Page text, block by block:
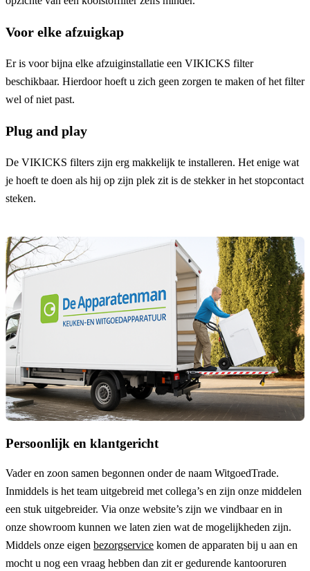
Voor elke afzuigkap
Er is voor bijna elke afzuiginstallatie een VIKICKS filter
beschikbaar. Hierdoor hoeft u zich geen zorgen te maken of het filter
wel of niet past.
Plug and play
De VIKICKS filters zijn erg makkelijk te installeren. Het enige wat
je hoeft te doen als hij op zijn plek zit is de stekker in het stopcontact
steken.
Persoonlijk en klantgericht
Vader en zoon samen begonnen onder de naam WitgoedTrade.
Inmiddels is het team uitgebreid met collega’s en zijn onze middelen
een stuk uitgebreider. Via onze website’s zijn we vindbaar en in
onze showroom kunnen we laten zien wat de mogelijkheden zijn.
Middels onze eigen bezorgservice komen de apparaten bij u aan en
mocht u nog een vraag hebben dan zit er gedurende kantooruren